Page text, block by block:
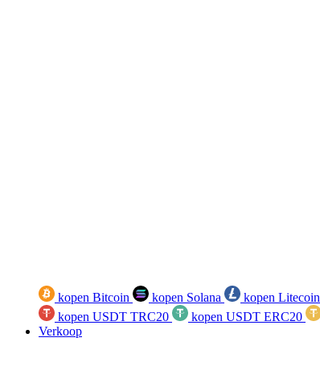
kopen Bitcoin kopen Solana kopen Litecoin
kopen USDT TRC20
kopen USDT ERC20
Verkoop